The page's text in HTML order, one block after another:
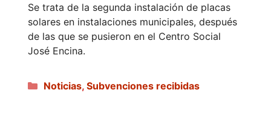
Se trata de la segunda instalación de placas
solares en instalaciones municipales, después
de las que se pusieron en el Centro Social
José Encina.
Categorías
Noticias, Subvenciones recibidas